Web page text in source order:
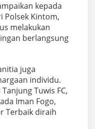
kepada
Polsek Kintom,
melakukan
berlangsung
juga
individu.
Tuwis FC,
Iman Fogo,
Terbaik diraih